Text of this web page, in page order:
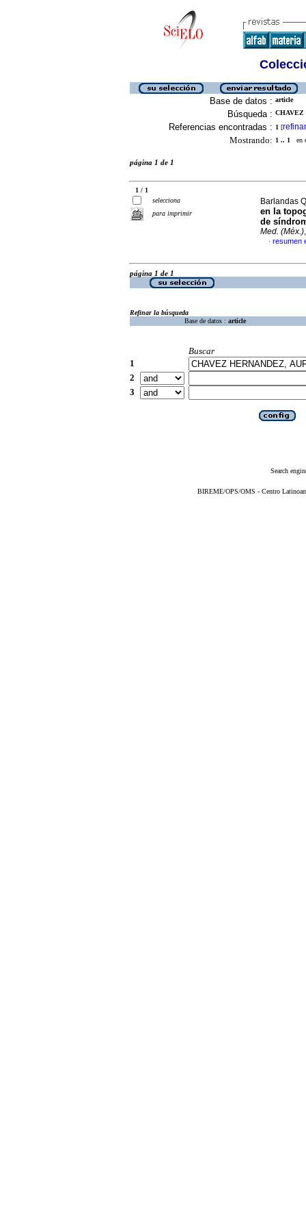
Base de datos : article
Búsqueda : CHAVEZ
Referencias encontradas : 1 [refinar
Mostrando: 1 .. 1 en
página 1 de 1
1 / 1
selecciona
para imprimir
Barlandas
en la
de
Med. (Méx.)
· resumen
página 1 de 1
Refinar la búsqueda
Base de datos : article
Buscar
1
2
3
Search
BIREME/OPS/OMS - Centro